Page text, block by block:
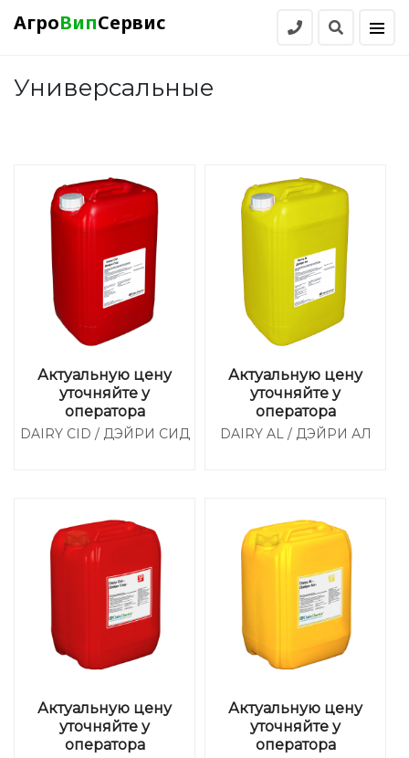
АгроВипСервис
Универсальные
Актуальную цену
уточняйте у
оператора
DAIRY CID / ДЭЙРИ СИД
Актуальную цену
уточняйте у
оператора
DAIRY AL / ДЭЙРИ АЛ
Актуальную цену
уточняйте у
оператора
Актуальную цену
уточняйте у
оператора